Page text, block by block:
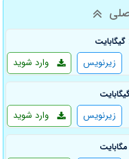
وارد شوید زیرنویس
وارد شوید زیرنویس